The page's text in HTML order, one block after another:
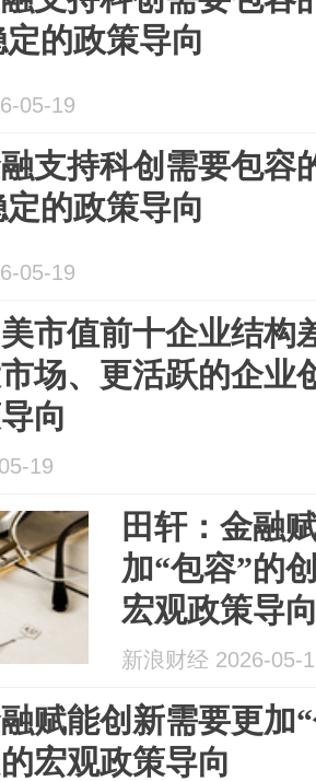
的政策导向
05-19
支持科创需要包容
的政策导向
05-19
市值前十企业结构
场、更活跃的企业
向
19
田轩：金融
加“包容”的
宏观政策导
新浪财经 2026-05-
赋能创新需要更加
宏观政策导向